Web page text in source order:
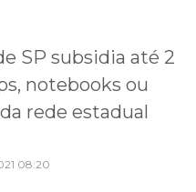
SP subsidia até 2
notebooks ou
rede estadual
08:20